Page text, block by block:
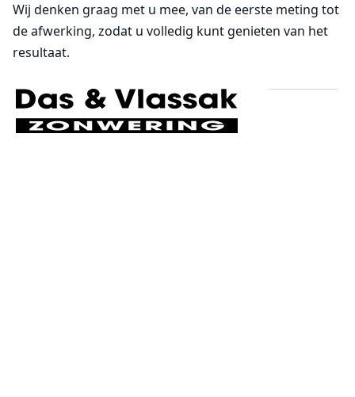
Wij denken graag met u mee, van de eerste meting tot
de afwerking, zodat u volledig kunt genieten van het
resultaat.